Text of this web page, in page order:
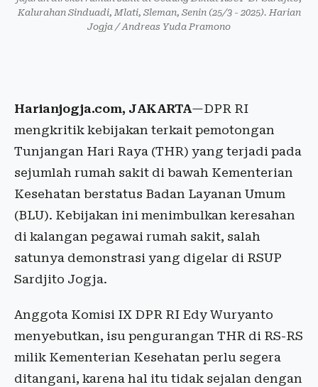
Kalurahan Sinduadi, Mlati, Sleman, Senin (25/3 - 2025). Harian
Jogja / Andreas Yuda Pramono
Harianjogja.com, JAKARTA—DPR RI
mengkritik kebijakan terkait pemotongan
Tunjangan Hari Raya (THR) yang terjadi pada
sejumlah rumah sakit di bawah Kementerian
Kesehatan berstatus Badan Layanan Umum
(BLU). Kebijakan ini menimbulkan keresahan
di kalangan pegawai rumah sakit, salah
satunya demonstrasi yang digelar di RSUP
Sardjito Jogja.
Anggota Komisi IX DPR RI Edy Wuryanto
menyebutkan, isu pengurangan THR di RS-RS
milik Kementerian Kesehatan perlu segera
ditangani, karena hal itu tidak sejalan dengan